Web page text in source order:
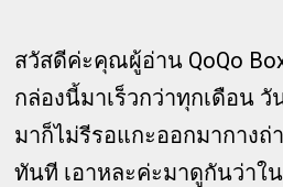
สวัสดีค่ะคุณผู้อ่าน QoQo
กล่องนี้มาเร็วกว่าทุกเดือน
มาก็ไม่รีรอแกะออกมากาง
ทันที เอาหละค่ะมาดูกันว่าใ